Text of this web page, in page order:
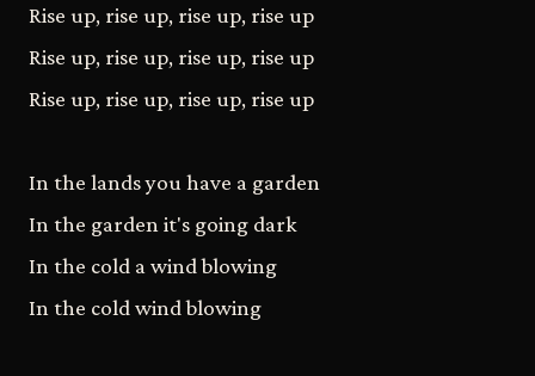
Rise up, rise up, rise up, rise up
Rise up, rise up, rise up, rise up
Rise up, rise up, rise up, rise up
In the lands you have a garden
In the garden it's going dark
In the cold a wind blowing
In the cold wind blowing